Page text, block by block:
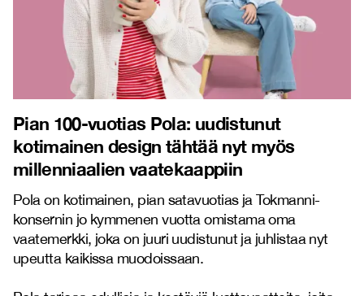
Pian 100-vuotias Pola: uudistunut
kotimainen design tähtää nyt myös
millenniaalien vaatekaappiin
Pola on kotimainen, pian satavuotias ja Tokmanni-
konsernin jo kymmenen vuotta omistama oma
vaatemerkki, joka on juuri uudistunut ja juhlistaa nyt
upeutta kaikissa muodoissaan.